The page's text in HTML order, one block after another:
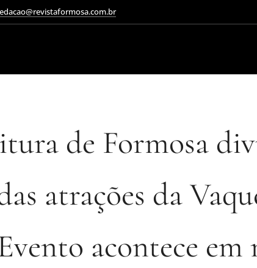
de Formosa
atrações da
acontece em